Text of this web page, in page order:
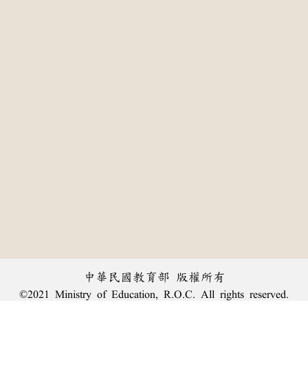
中華民國教育部 版權所有
©2021 Ministry of Education, R.O.C. All rights reserved.